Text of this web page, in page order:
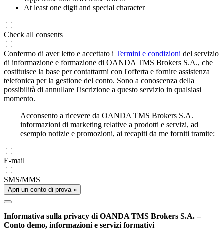
At least one digit and special character
Check all consents
Confermo di aver letto e accettato i Termini e condizioni del servizio
di informazione e formazione di OANDA TMS Brokers S.A., che
costituisce la base per contattarmi con l'offerta e fornire assistenza
telefonica per la gestione del conto. Sono a conoscenza della
possibilità di annullare l'iscrizione a questo servizio in qualsiasi
momento.
Acconsento a ricevere da OANDA TMS Brokers S.A.
informazioni di marketing relative a prodotti e servizi, ad
esempio notizie e promozioni, ai recapiti da me forniti tramite:
E-mail
SMS/MMS
Apri un conto di prova »
Informativa sulla privacy di OANDA TMS Brokers S.A. –
Conto demo, informazioni e servizi formativi